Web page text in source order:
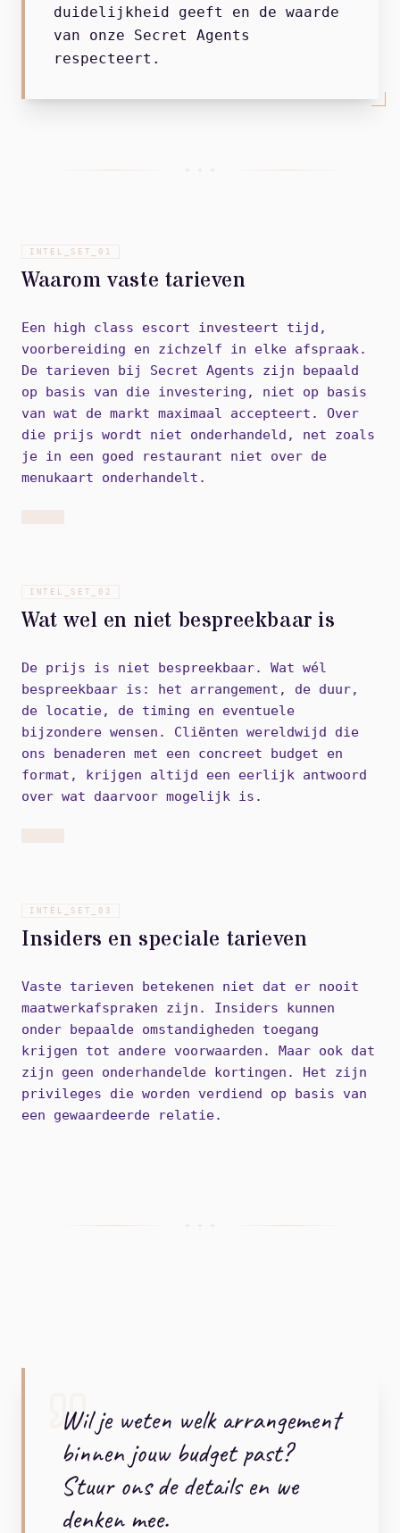
duidelijkheid geeft en de waarde
van onze Secret Agents
respecteert.
+ + +
INTEL_SET_ 01
Waarom vaste tarieven
Een high class escort investeert tijd,
voorbereiding en zichzelf in elke afspraak.
De tarieven bij Secret Agents zijn bepaald
op basis van die investering, niet op basis
van wat de markt maximaal accepteert. Over
die prijs wordt niet onderhandeld, net zoals
je in een goed restaurant niet over de
menukaart onderhandelt.
INTEL_SET_ 02
Wat wel en niet bespreekbaar is
De prijs is niet bespreekbaar. Wat wél
bespreekbaar is: het arrangement, de duur,
de locatie, de timing en eventuele
bijzondere wensen. Cliënten wereldwijd die
ons benaderen met een concreet budget en
format, krijgen altijd een eerlijk antwoord
over wat daarvoor mogelijk is.
INTEL_SET_ 03
Insiders en speciale tarieven
Vaste tarieven betekenen niet dat er nooit
maatwerkafspraken zijn. Insiders kunnen
onder bepaalde omstandigheden toegang
krijgen tot andere voorwaarden. Maar ook dat
zijn geen onderhandelde kortingen. Het zijn
privileges die worden verdiend op basis van
een gewaardeerde relatie.
+ + +
Wil je weten welk arrangement
binnen jouw budget past?
Stuur ons de details en we
denken mee.